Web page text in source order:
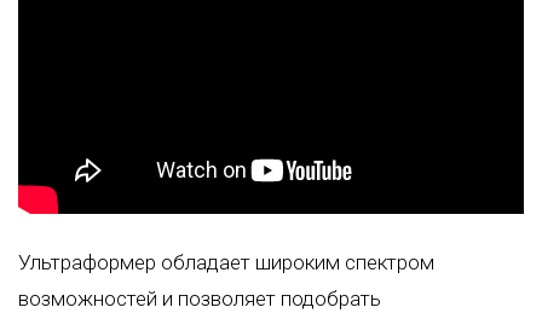
Ультраформер обладает широким спектром
возможностей и позволяет подобрать